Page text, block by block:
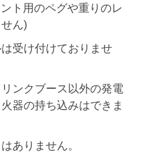
ト用のペグや重りのレ
ん)
受け付けておりませ
ンクブース以外の発電
器の持ち込みはできま
ありません。